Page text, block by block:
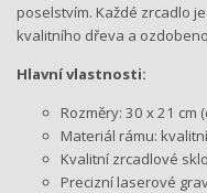
poselstvím. Každé zrcadlo
kvalitního dřeva a
Hlavní vlastnosti:
Rozměry: 30 x 21 cm
Materiál rámu:
Kvalitní zrcadlové sklo
Precizní laserové